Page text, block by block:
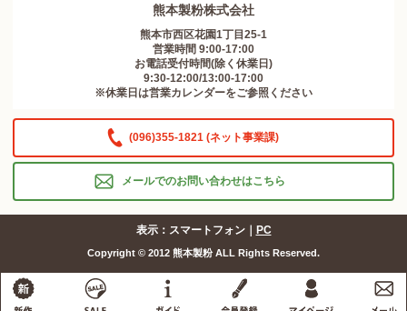
熊本製粉株式会社
熊本市西区花園1丁目25-1
営業時間 9:00-17:00
お電話受付時間(除く休業日)
9:30-12:00/13:00-17:00
※休業日は営業カレンダーをご参照ください
(096)355-1821 (ネット事業課)
メールでのお問い合わせはこちら
表示：スマートフォン｜ PC
Copyright © 2012 熊本製粉 ALL Rights Reserved.